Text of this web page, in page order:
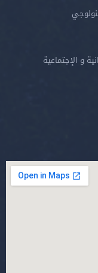
و الإجتماعية